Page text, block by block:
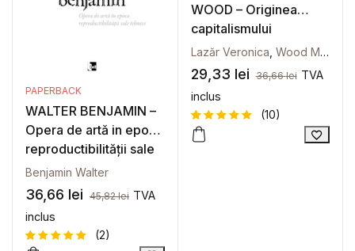
PAPERBACK
WALTER BENJAMIN –
Opera de artă in epoca
reproductibilității sale
tehnice
Benjamin Walter
36,66 lei 45,82lei TVA
inclus
(2)
WOOD – Originea
capitalismului
Lazăr Veronica Wood Meiksins Ellen
29,33 lei 36,66lei TVA
inclus
Evaluat la
10
(10)